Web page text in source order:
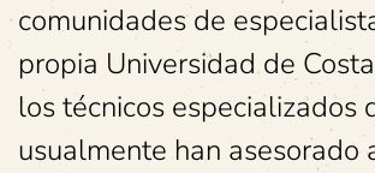
comunidades de
propia Universidad de
los técnicos especializados
usualmente han asesorado